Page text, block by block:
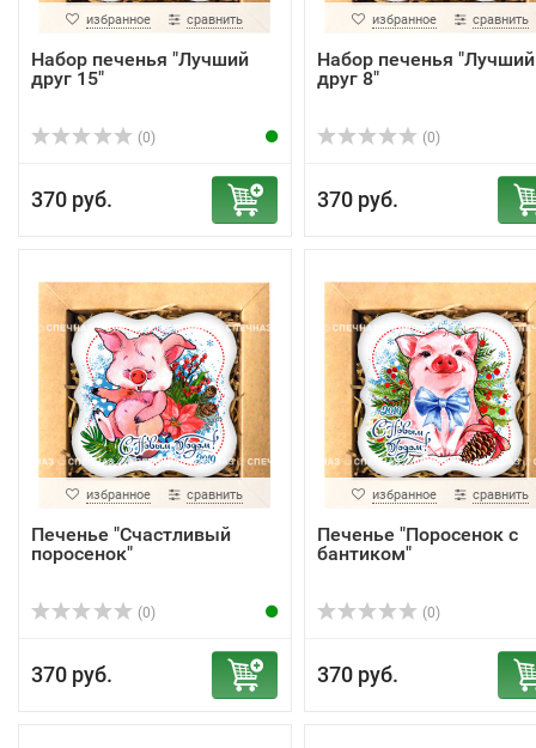
избранное сравнить
Набор печенья "Лучший
друг 15"
(0)
370 руб.
избранное сравнить
Набор печенья "Лучший
друг 8"
(0)
370 руб.
избранное сравнить
Печенье "Счастливый
поросенок"
(0)
370 руб.
избранное сравнить
Печенье "Поросенок с
бантиком"
(0)
370 руб.